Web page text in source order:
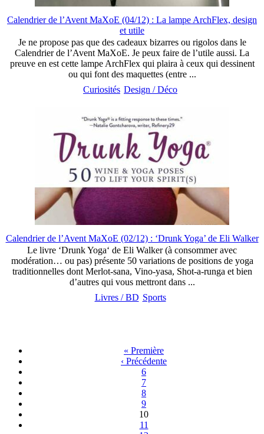
Calendrier de l’Avent MaXoE (04/12) : La lampe ArchFlex, design
et utile
Je ne propose pas que des cadeaux bizarres ou rigolos dans le
Calendrier de l’Avent MaXoE. Je peux faire de l’utile aussi. La
preuve en est cette lampe ArchFlex qui plaira à ceux qui dessinent
ou qui font des maquettes (entre ...
Curiosités Design / Déco
Calendrier de l’Avent MaXoE (02/12) : ‘Drunk Yoga’ de Eli Walker
Le livre ‘Drunk Yoga‘ de Eli Walker (à consommer avec
modération… ou pas) présente 50 variations de positions de yoga
traditionnelles dont Merlot-sana, Vino-yasa, Shot-a-runga et bien
d’autres qui vous mettront dans ...
Livres / BD Sports
« Première
‹ Précédente
6
7
8
9
10
11